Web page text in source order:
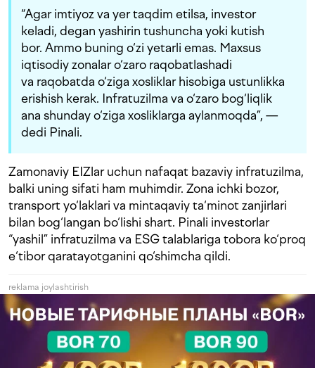
“Agar imtiyoz va yer taqdim etilsa, investor
keladi, degan yashirin tushuncha yoki kutish
bor. Ammo buning o‘zi yetarli emas. Maxsus
iqtisodiy zonalar o‘zaro raqobatlashadi
va raqobatda o‘ziga xosliklar hisobiga ustunlikka
erishish kerak. Infratuzilma va o‘zaro bog‘liqlik
ana shunday o‘ziga xosliklarga aylanmoqda”, —
dedi Pinali.
Zamonaviy EIZlar uchun nafaqat bazaviy infratuzilma,
balki uning sifati ham muhimdir. Zona ichki bozor,
transport yo‘laklari va mintaqaviy ta‘minot zanjirlari
bilan bog‘langan bo‘lishi shart. Pinali investorlar
“yashil” infratuzilma va ESG talablariga tobora ko‘proq
e‘tibor qaratayotganini qo‘shimcha qildi.
reklama joylashtirish